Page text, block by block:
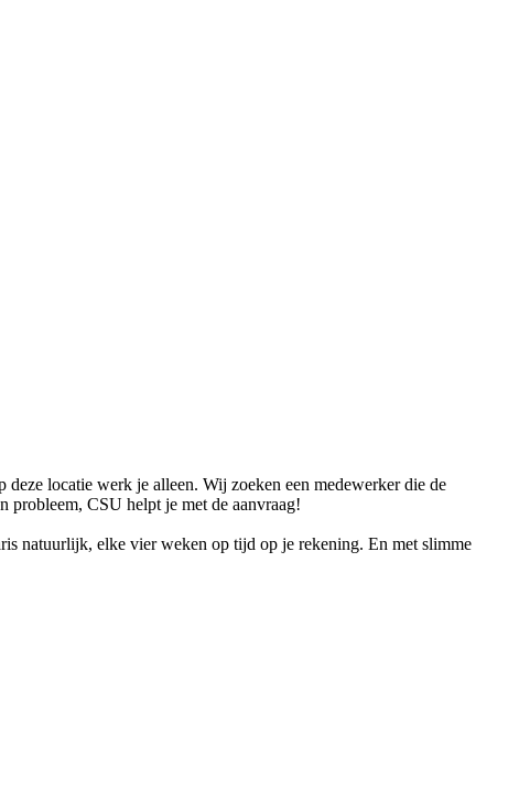
locatie werk je alleen. Wij zoeken een medewerker die de
probleem, CSU helpt je met de aanvraag!
natuurlijk, elke vier weken op tijd op je rekening. En met slimme